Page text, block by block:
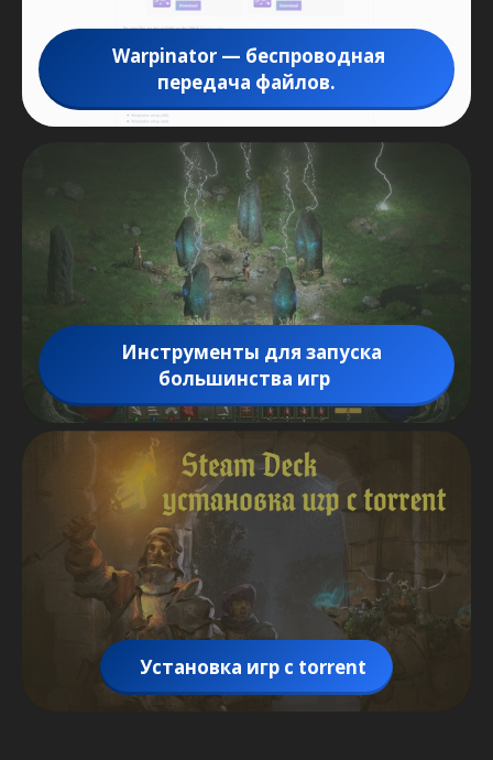
Warpinator — беспроводная
передача файлов.
Инструменты для запуска
большинства игр
Установка игр с torrent